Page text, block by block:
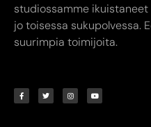
studiossamme
jo toisessa sukupolvessa.
suurimpia toimijoita.